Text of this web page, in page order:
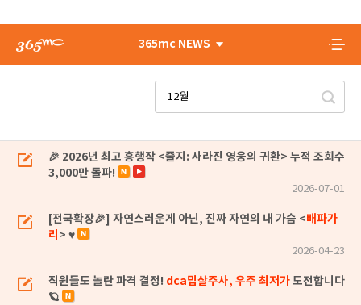
365mc NEWS
🎉 2026년 최고 흥행작 <줄지: 사라진 영웅의 귀환> 누적 조회수
3,000만 돌파!
2026-07-01
[전국확장🎉] 자연스러운게 아닌, 진짜 자연의 내 가슴 <배파가
리 > ♥
2026-04-23
직원들도 놀란 파격 결정! dca밉살주사, 우주 최저가도전합니다
🪐